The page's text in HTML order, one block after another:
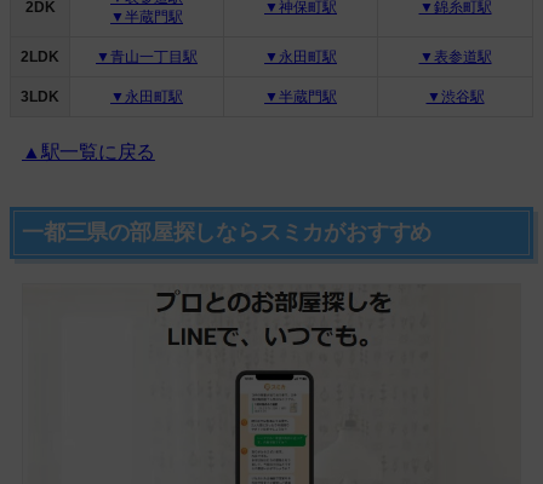
2DK
▼半蔵門駅
▼神保町駅 ▼錦糸町駅
2LDK ▼青山一丁目駅 ▼永田町駅 ▼表参道駅
3LDK ▼永田町駅 ▼半蔵門駅 ▼渋谷駅
▲駅一覧に戻る
一都三県の部屋探しならスミカがおすすめ